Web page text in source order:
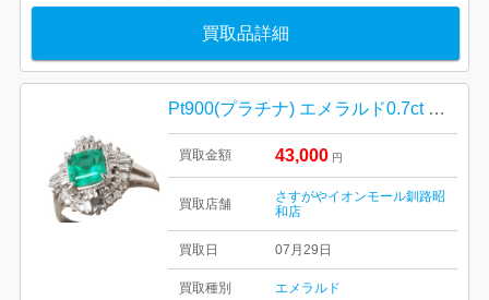
買取品詳細
Pt900(プラチナ) エメラルド0.7ct メレ0.3ct リング
買取金額 43,000 円
買取店舗
さすがやイオンモール釧路昭
和店
買取日 07月29日
買取種別 エメラルド